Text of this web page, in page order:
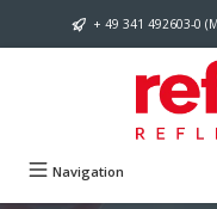
Zum Hauptinhalt springen
+ 49 341 492603-0
Navigation